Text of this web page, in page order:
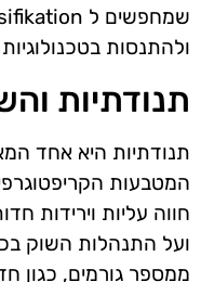
ולהתנסות
תנודתיות
תנודתיות היא אחד
המטבעות
חווה עליות וירידות
ועל התנהלות השוק
ממספר גורמים, כגון